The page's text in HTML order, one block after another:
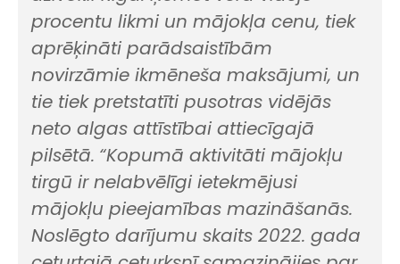
procentu likmi un mājokļa cenu, tiek
aprēķināti parādsaistībām
novirzāmie ikmēneša maksājumi, un
tie tiek pretstatīti pusotras vidējās
neto algas attīstībai attiecīgajā
pilsētā. “Kopumā aktivitāti mājokļu
tirgū ir nelabvēlīgi ietekmējusi
mājokļu pieejamības mazināšanās.
Noslēgto darījumu skaits 2022. gada